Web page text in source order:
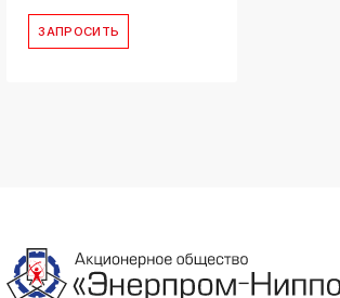
ЗАПРОСИТЬ